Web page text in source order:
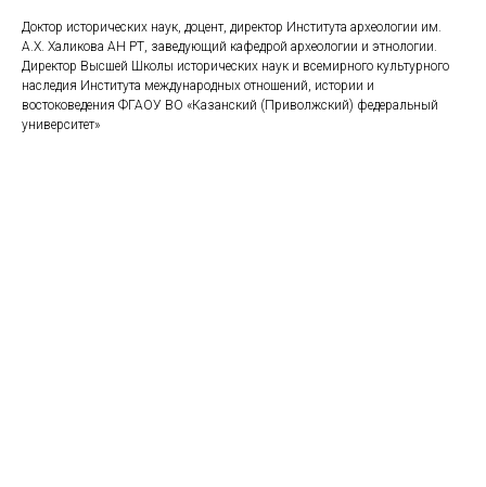
Доктор исторических наук, доцент, директор Института археологии им.
А.Х. Халикова АН РТ, заведующий кафедрой археологии и этнологии.
Директор Высшей Школы исторических наук и всемирного культурного
наследия Института международных отношений, истории и
востоковедения ФГАОУ ВО «Казанский (Приволжский) федеральный
университет»